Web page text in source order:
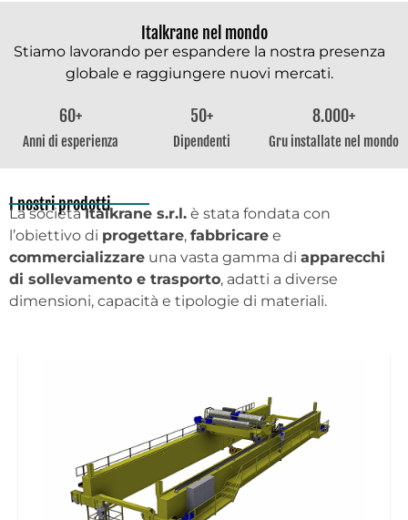
Italkrane nel mondo
Stiamo lavorando per espandere la nostra presenza
globale e raggiungere nuovi mercati.
Anni di esperienza
60+
Dipendenti
50+
Gru installate nel mondo
8.000+
I nostri prodotti
La societàItalkrane s.r.l. è stata fondata con
l’obiettivo di progettare, fabbricare e
commercializzare una vasta gamma di apparecchi
di sollevamento e trasporto, adatti a diverse
dimensioni, capacità e tipologie di materiali.